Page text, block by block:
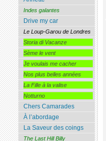
Indes galantes
Drive my car
Le Loup-Garou de Londres
Storia di Vacanze
Sème le vent
Je voulais me cacher
Nos plus belles années
La Fille à la valise
Notturno
Chers Camarades
À l’abordage
La Saveur des coings
The Last Hill Billy